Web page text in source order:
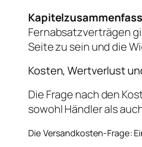
Fernabsatzverträgen
Seite zu sein und die
Kosten, Wertverlust
Die Frage nach den
sowohl Händler als
Die Versandkosten-Frage: